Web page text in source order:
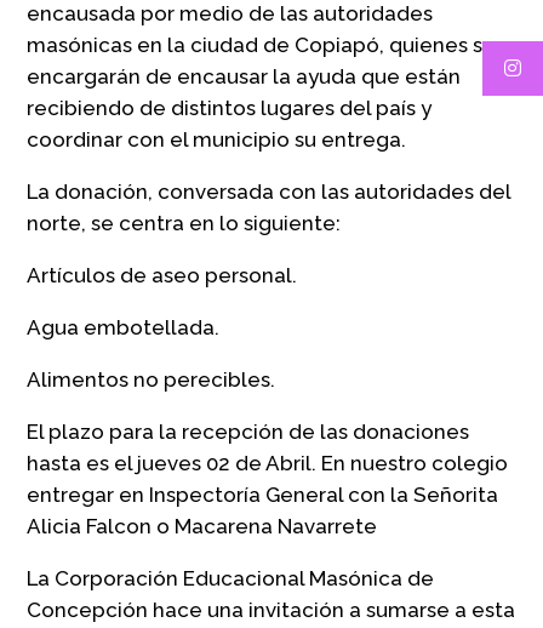
encausada por medio de las autoridades
masónicas en la ciudad de Copiapó, quienes se
encargarán de encausar la ayuda que están
recibiendo de distintos lugares del país y
coordinar con el municipio su entrega.
La donación, conversada con las autoridades del
norte, se centra en lo siguiente:
Artículos de aseo personal.
Agua embotellada.
Alimentos no perecibles.
El plazo para la recepción de las donaciones
hasta es el jueves 02 de Abril. En nuestro colegio
entregar en Inspectoría General con la Señorita
Alicia Falcon o Macarena Navarrete
La Corporación Educacional Masónica de
Concepción hace una invitación a sumarse a esta